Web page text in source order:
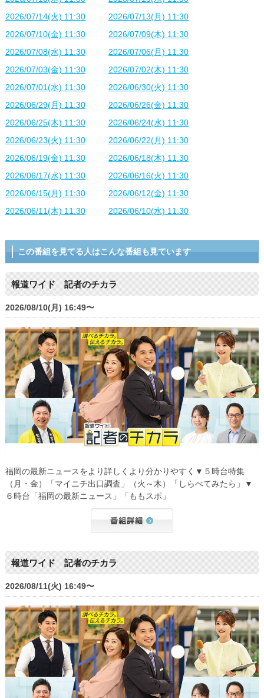
2026/07/14(火) 11:30
2026/07/13(月) 11:30
2026/07/10(金) 11:30
2026/07/09(木) 11:30
2026/07/08(水) 11:30
2026/07/06(月) 11:30
2026/07/03(金) 11:30
2026/07/02(木) 11:30
2026/07/01(水) 11:30
2026/06/30(火) 11:30
2026/06/29(月) 11:30
2026/06/26(金) 11:30
2026/06/25(木) 11:30
2026/06/24(水) 11:30
2026/06/23(火) 11:30
2026/06/22(月) 11:30
2026/06/19(金) 11:30
2026/06/18(木) 11:30
2026/06/17(水) 11:30
2026/06/16(火) 11:30
2026/06/15(月) 11:30
2026/06/12(金) 11:30
2026/06/11(木) 11:30
2026/06/10(水) 11:30
この番組を見てる人はこんな番組も見ています
報道ワイド 記者のチカラ
2026/08/10(月) 16:49〜
福岡の最新ニュースをより詳しくより分かりやすく▼５時台特集
（月・金）「マイニチ出口調査」（火～木）「しらべてみたら」▼
６時台「福岡の最新ニュース」「ももスポ」
報道ワイド 記者のチカラ
2026/08/11(火) 16:49〜